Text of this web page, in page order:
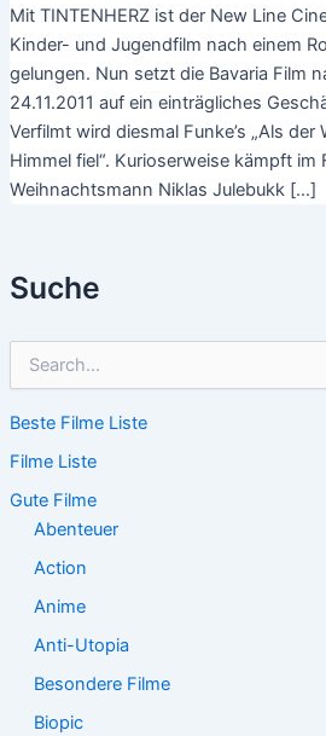
Suche
h
n
n
Beste Filme Liste
Filme Liste
Gute Filme
Abenteuer
Action
Anime
Anti-Utopia
Besondere Filme
Biopic
Mit TINTENHERZ ist der New Line
Kinder- und Jugendfilm nach einem
gelungen. Nun setzt die Bavaria Film
24.11.2011 auf ein einträgliches
Verfilmt wird diesmal Funke’s „Als
Himmel fiel“. Kurioserweise kämpft im
Weihnachtsmann Niklas Julebukk […]